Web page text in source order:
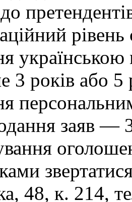
рівень
3 років або 5
заяв —
48, к. 214,